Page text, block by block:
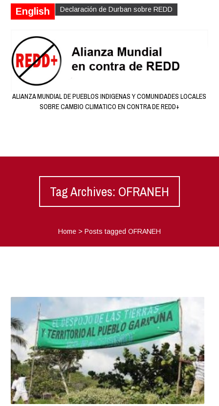
English Declaración de Durban sobre REDD
ALIANZA MUNDIAL DE PUEBLOS INDIGENAS Y COMUNIDADES LOCALES
SOBRE CAMBIO CLIMATICO EN CONTRA DE REDD+
Tag Archives: OFRANEH
Home> Posts tagged OFRANEH